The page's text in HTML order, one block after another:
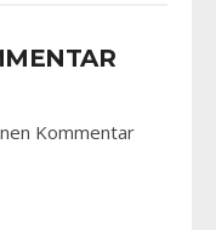
Kommentar